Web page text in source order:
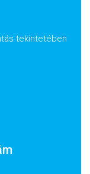
tekintetében